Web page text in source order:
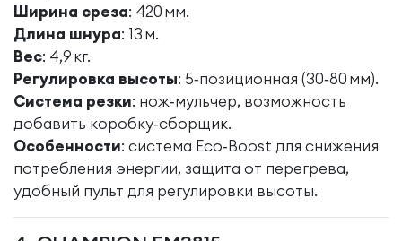
Ширина среза: 420 мм.
Длина шнура: 13 м.
Вес: 4,9 кг.
Регулировка высоты: 5‑позиционная (30‑80 мм).
Система резки: нож‑мульчер, возможность
добавить коробку‑сборщик.
Особенности: система Eco‑Boost для снижения
потребления энергии, защита от перегрева,
удобный пульт для регулировки высоты.